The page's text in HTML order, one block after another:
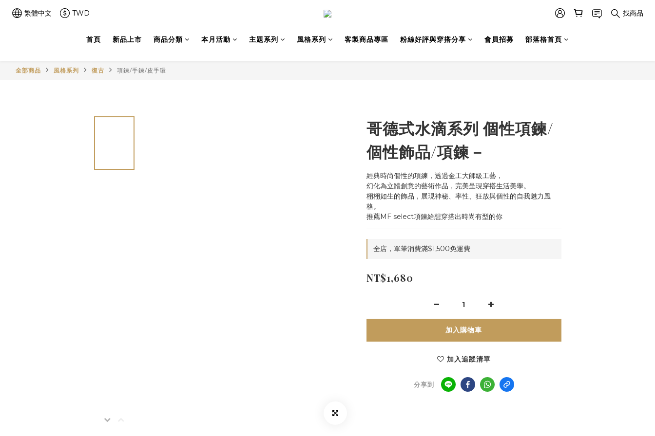
繁體中文 TWD 找商品
首頁 新品上市 商品分類 本月活動 主題系列 風格系列 客製商品專區 粉絲好評與穿搭分享 會員招募 部落格首頁
全部商品 風格系列 復古 項鍊/手鍊/皮手環
哥德式水滴系列 個性項鍊/
個性飾品/項鍊－
經典時尚個性的項練，透過金工大師級工藝，
幻化為立體創意的藝術作品，完美呈現穿搭生活美學。
栩栩如生的飾品，展現神秘、率性、狂放與個性的自我魅力風
格。
推薦MF select項鍊給想穿搭出時尚有型的你
全店，單筆消費滿$1,500免運費
NT$1,680
加入購物車
加入追蹤清單
分享到